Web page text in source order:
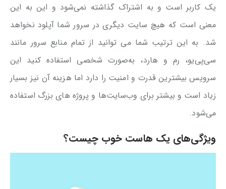
یک کاربر است و به اشتراک گذاشته نمی‌شود و این به این
معنی است که هیچ سایت دیگری در سرور شما آپلود نخواهد
شد. به این ترتیب شما می توانید از تمام منابع سرور مانند
سی‌پی‌یو، رم و هارد، به‌صورت شخصی استفاده کنید این
سرویس بیشترین قدرت و امنیت را دارد اما هزینه آن نیز بسیار
زیاد است و بیشتر برای وب‌سایت‌ها و پروژ‌ه های بزرگ استفاده
می‌شود.
ویژگی‌های یک هاست خوب چیست؟